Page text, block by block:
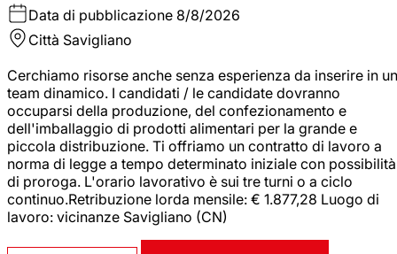
Data di pubblicazione 8/8/2026
Città Savigliano
Cerchiamo risorse anche senza esperienza da inserire in un
team dinamico. I candidati / le candidate dovranno
occuparsi della produzione, del confezionamento e
dell'imballaggio di prodotti alimentari per la grande e
piccola distribuzione. Ti offriamo un contratto di lavoro a
norma di legge a tempo determinato iniziale con possibilità
di proroga. L'orario lavorativo è sui tre turni o a ciclo
continuo.Retribuzione lorda mensile: € 1.877,28 Luogo di
lavoro: vicinanze Savigliano (CN)